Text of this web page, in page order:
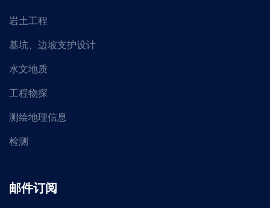
岩土工程
基坑、边坡支护设计
水文地质
工程物探
测绘地理信息
检测
邮件订阅